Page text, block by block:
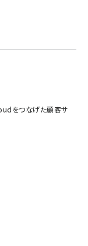
をつなげた顧客サ